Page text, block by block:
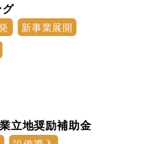
新事業展開
立地奨励補助金